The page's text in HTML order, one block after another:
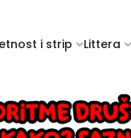
i strip Littera